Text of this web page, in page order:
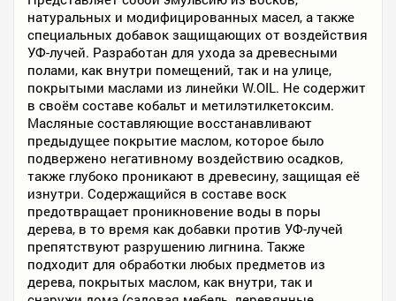
натуральных и модифицированных масел, а также
специальных добавок защищающих от воздействия
УФ-лучей. Разработан для ухода за древесными
полами, как внутри помещений, так и на улице,
покрытыми маслами из линейки W.OIL. Не содержит
в своём составе кобальт и метилэтилкетоксим.
Масляные составляющие восстанавливают
предыдущее покрытие маслом, которое было
подвержено негативному воздействию осадков,
также глубоко проникают в древесину, защищая её
изнутри. Содержащийся в составе воск
предотвращает проникновение воды в поры
дерева, в то время как добавки против УФ-лучей
препятствуют разрушению лигнина. Также
подходит для обработки любых предметов из
дерева, покрытых маслом, как внутри, так и